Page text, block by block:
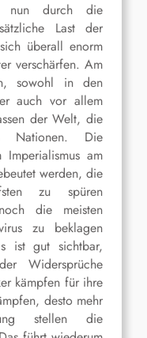
nun durch die
Last der
überall enorm
verschärfen. Am
sowohl in den
auch vor allem
der Welt, die
Nationen. Die
am
werden, die
zu spüren
die meisten
zu beklagen
ist gut sichtbar,
Widersprüche
kämpfen für ihre
desto mehr
stellen die